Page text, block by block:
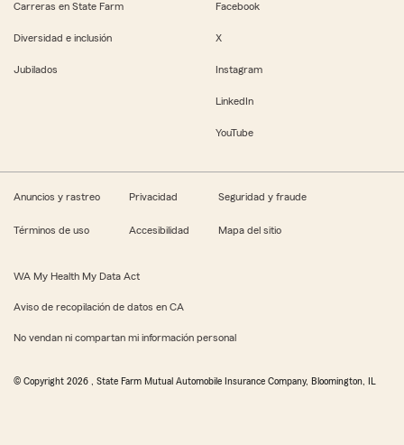
Carreras en State Farm
Diversidad e inclusión
Jubilados
Facebook
X
Instagram
LinkedIn
YouTube
Anuncios y rastreo Privacidad Seguridad y fraude
Términos de uso Accesibilidad Mapa del sitio
WA My Health My Data Act
Aviso de recopilación de datos en CA
No vendan ni compartan mi información personal
© Copyright 2026 , State Farm Mutual Automobile Insurance Company, Bloomington, IL